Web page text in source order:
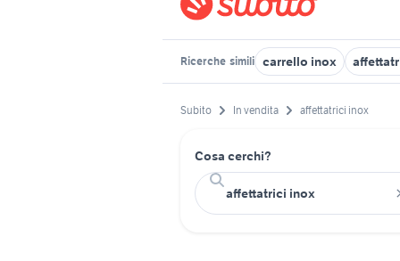
Ricerche simili carrello inox
Subito In vendita affettatrici inox
Cosa cerchi?